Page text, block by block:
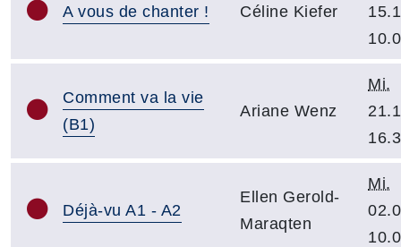
A vous de chanter ! Céline Kiefer
Comment va la vie
(B1)
Ariane Wenz
Mi.
Déjà-vu A1 - A2
Ellen Gerold-
Maraqten
Mi.